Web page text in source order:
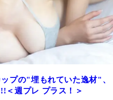
プの"埋もれていた逸材"、
＜週プレ プラス！＞